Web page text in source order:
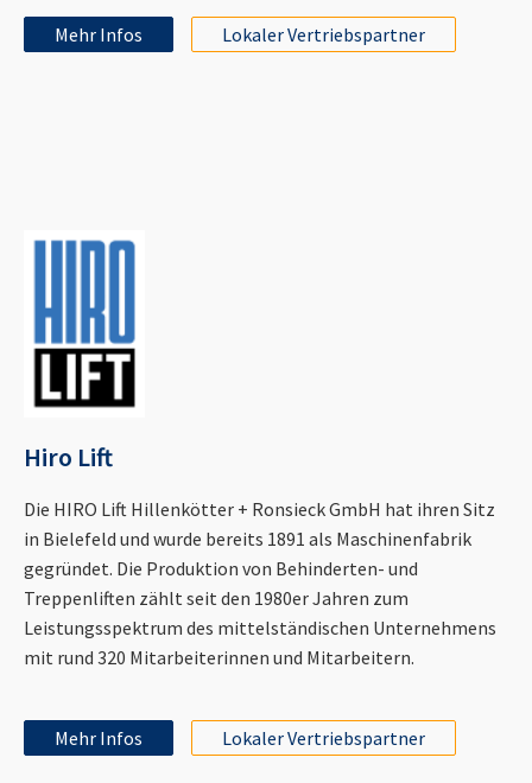
Mehr Infos Lokaler Vertriebspartner
Hiro Lift
Die HIRO Lift Hillenkötter + Ronsieck GmbH hat ihren Sitz
in Bielefeld und wurde bereits 1891 als Maschinenfabrik
gegründet. Die Produktion von Behinderten- und
Treppenliften zählt seit den 1980er Jahren zum
Leistungsspektrum des mittelständischen Unternehmens
mit rund 320 Mitarbeiterinnen und Mitarbeitern.
Mehr Infos Lokaler Vertriebspartner